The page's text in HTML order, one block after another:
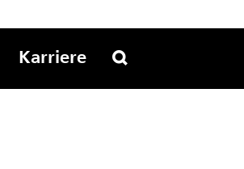
Karriere